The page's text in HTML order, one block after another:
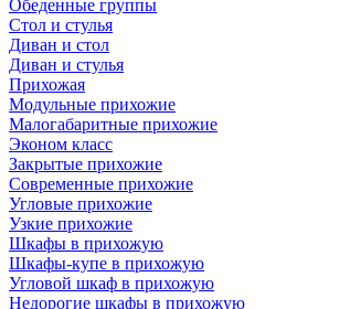
Обеденные группы
Стол и стулья
Диван и стол
Диван и стулья
Прихожая
Модульные прихожие
Малогабаритные прихожие
Эконом класс
Закрытые прихожие
Современные прихожие
Угловые прихожие
Узкие прихожие
Шкафы в прихожую
Шкафы-купе в прихожую
Угловой шкаф в прихожую
Недорогие шкафы в прихожую